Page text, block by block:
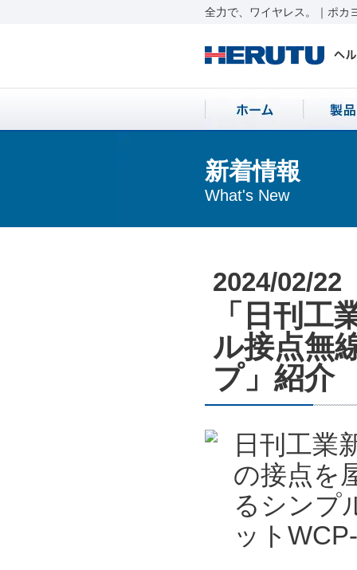
全力で、ワイヤレス。｜ポカ
新着情報
What's New
2024/02/22
「日刊工
ル接点無
プ」紹介
日刊工業
の接点を
るシンプ
ット